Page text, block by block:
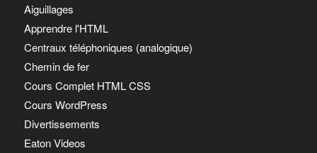
Aiguillages
Apprendre l'HTML
Centraux téléphoniques (analogique)
Chemin de fer
Cours Complet HTML CSS
Cours WordPress
Divertissements
Eaton Videos